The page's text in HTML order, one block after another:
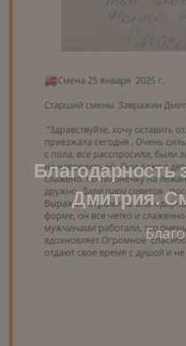
Благодарность
Дмитрия.